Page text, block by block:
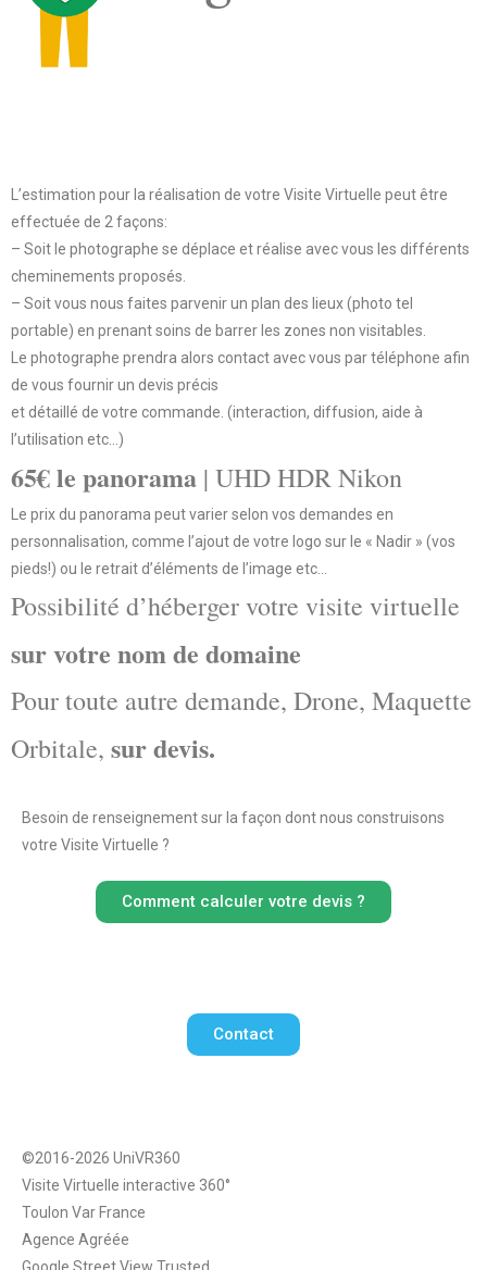
L’estimation pour la réalisation de votre Visite Virtuelle peut être
effectuée de 2 façons:
– Soit le photographe se déplace et réalise avec vous les différents
cheminements proposés.
– Soit vous nous faites parvenir un plan des lieux (photo tel
portable) en prenant soins de barrer les zones non visitables.
Le photographe prendra alors contact avec vous par téléphone afin
de vous fournir un devis précis
et détaillé de votre commande. (interaction, diffusion, aide à
l’utilisation etc…)
65€ le panorama | UHD HDR Nikon
Le prix du panorama peut varier selon vos demandes en
personnalisation, comme l’ajout de votre logo sur le « Nadir » (vos
pieds!) ou le retrait d’éléments de l’image etc…
Possibilité d’héberger votre visite virtuelle
sur votre nom de domaine
Pour toute autre demande, Drone, Maquette
Orbitale, sur devis.
Besoin de renseignement sur la façon dont nous construisons
votre Visite Virtuelle ?
Comment calculer votre devis ?
Contact
©2016-2026 UniVR360
Visite Virtuelle interactive 360°
Toulon Var France
Agence Agréée